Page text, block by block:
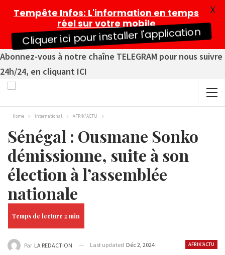
Abonnez-vous à notre chaîne TELEGRAM pour nous suivre
24h/24, en cliquant ICI
Home International AFRIK'ACTU
Sénégal : Ousmane Sonko
démissionne, suite à son
élection à l’assemblée
nationale
AFRIK'ACTU
Par LA REDACTION Last updated Déc 2, 2024
Tempête Infos: L'information en temps
réel sur votre mobile
Cliquer ici pour installer l'application
X